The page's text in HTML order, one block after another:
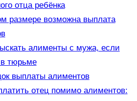
отца ребёнка
размере возможна выплата
алименты с мужа, если
тюрьме
выплаты алиментов
отец помимо алиментов: